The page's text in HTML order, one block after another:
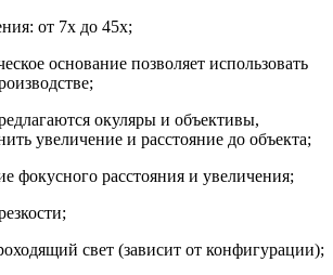
от 7х до 45х;
основание позволяет использовать
окуляры и объективы,
увеличение и расстояние до объекта;
фокусного расстояния и увеличения;
свет (зависит от конфигурации);